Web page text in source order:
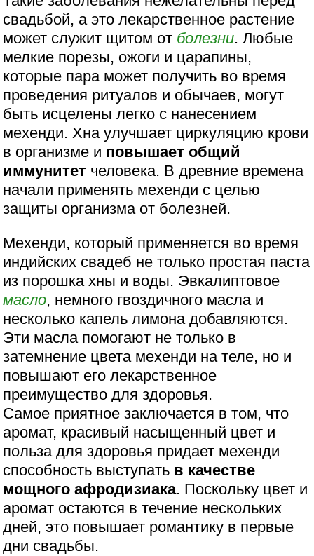
свадьбой, а это лекарственное растение
может служит щитом от болезни. Любые
мелкие порезы, ожоги и царапины,
которые пара может получить во время
проведения ритуалов и обычаев, могут
быть исцелены легко с нанесением
мехенди. Хна улучшает циркуляцию крови
в организме и повышает общий
иммунитет человека. В древние времена
начали применять мехенди с целью
защиты организма от болезней.
Мехенди, который применяется во время
индийских свадеб не только простая паста
из порошка хны и воды. Эвкалиптовое
масло, немного гвоздичного масла и
несколько капель лимона добавляются.
Эти масла помогают не только в
затемнение цвета мехенди на теле, но и
повышают его лекарственное
преимущество для здоровья.
Самое приятное заключается в том, что
аромат, красивый насыщенный цвет и
польза для здоровья придает мехенди
способность выступать в качестве
мощного афродизиака. Поскольку цвет и
аромат остаются в течение нескольких
дней, это повышает романтику в первые
дни свадьбы.